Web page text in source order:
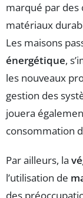
marqué par
matériaux
Les maisons
énergétique,
les nouveaux
gestion des
jouera
consommation
Par ailleurs, la
l’utilisation de